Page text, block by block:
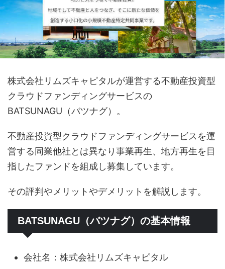
株式会社リムズキャピタルが運営する不動産投資型
クラウドファンディングサービスの
BATSUNAGU（バツナグ）。
不動産投資型クラウドファンディングサービスを運
営する同業他社とは異なり事業再生、地方再生を目
指したファンドを組成し募集しています。
その評判やメリットやデメリットを解説します。
BATSUNAGU（バツナグ）の基本情報
会社名：株式会社リムズキャピタル